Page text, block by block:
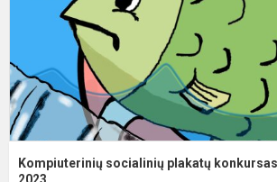
Kompiuterinių socialinių plakatų